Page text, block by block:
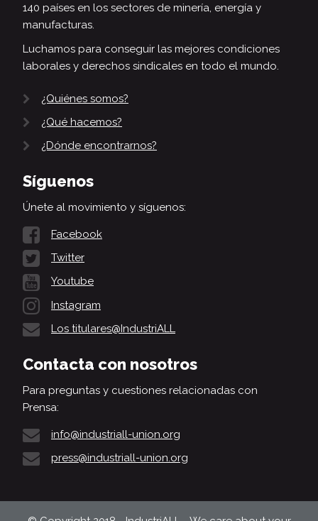
140 países en los sectores de minería, energía y
manufacturas.
Luchamos para conseguir las mejores condiciones
laborales y derechos sindicales en todo el mundo.
¿Quiénes somos?
¿Qué hacemos?
¿Dónde encontrarnos?
Síguenos
Únete al movimiento y síguenos:
Facebook
Twitter
Youtube
Instagram
Los titulares@IndustriALL
Contacta con nosotros
Para preguntas y cuestiones relacionadas con
Prensa:
info@industriall-union.org
press@industriall-union.org